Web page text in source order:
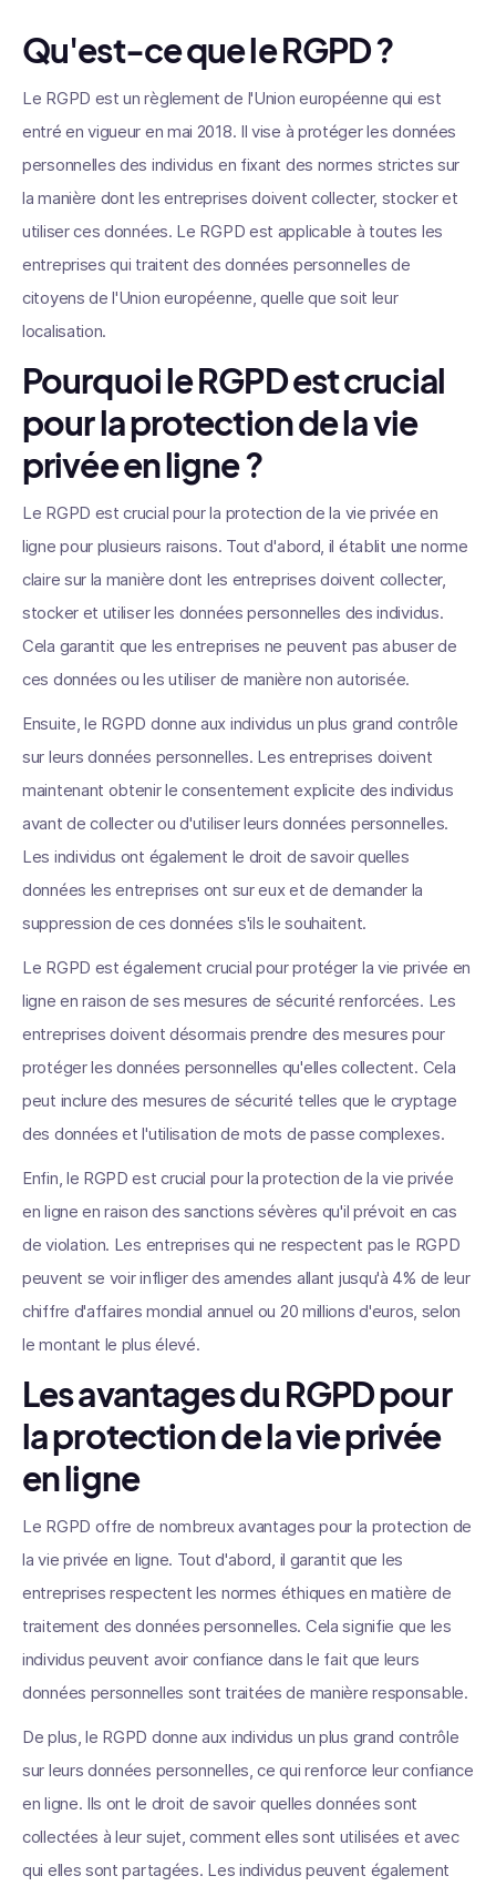
Qu'est-ce que le RGPD ?
Le RGPD est un règlement de l'Union européenne qui est
entré en vigueur en mai 2018. Il vise à protéger les données
personnelles des individus en fixant des normes strictes sur
la manière dont les entreprises doivent collecter, stocker et
utiliser ces données. Le RGPD est applicable à toutes les
entreprises qui traitent des données personnelles de
citoyens de l'Union européenne, quelle que soit leur
localisation.
Pourquoi le RGPD est crucial
pour la protection de la vie
privée en ligne ?
Le RGPD est crucial pour la protection de la vie privée en
ligne pour plusieurs raisons. Tout d'abord, il établit une norme
claire sur la manière dont les entreprises doivent collecter,
stocker et utiliser les données personnelles des individus.
Cela garantit que les entreprises ne peuvent pas abuser de
ces données ou les utiliser de manière non autorisée.
Ensuite, le RGPD donne aux individus un plus grand contrôle
sur leurs données personnelles. Les entreprises doivent
maintenant obtenir le consentement explicite des individus
avant de collecter ou d'utiliser leurs données personnelles.
Les individus ont également le droit de savoir quelles
données les entreprises ont sur eux et de demander la
suppression de ces données s'ils le souhaitent.
Le RGPD est également crucial pour protéger la vie privée en
ligne en raison de ses mesures de sécurité renforcées. Les
entreprises doivent désormais prendre des mesures pour
protéger les données personnelles qu'elles collectent. Cela
peut inclure des mesures de sécurité telles que le cryptage
des données et l'utilisation de mots de passe complexes.
Enfin, le RGPD est crucial pour la protection de la vie privée
en ligne en raison des sanctions sévères qu'il prévoit en cas
de violation. Les entreprises qui ne respectent pas le RGPD
peuvent se voir infliger des amendes allant jusqu'à 4% de leur
chiffre d'affaires mondial annuel ou 20 millions d'euros, selon
le montant le plus élevé.
Les avantages du RGPD pour
la protection de la vie privée
en ligne
Le RGPD offre de nombreux avantages pour la protection de
la vie privée en ligne. Tout d'abord, il garantit que les
entreprises respectent les normes éthiques en matière de
traitement des données personnelles. Cela signifie que les
individus peuvent avoir confiance dans le fait que leurs
données personnelles sont traitées de manière responsable.
De plus, le RGPD donne aux individus un plus grand contrôle
sur leurs données personnelles, ce qui renforce leur confiance
en ligne. Ils ont le droit de savoir quelles données sont
collectées à leur sujet, comment elles sont utilisées et avec
qui elles sont partagées. Les individus peuvent également